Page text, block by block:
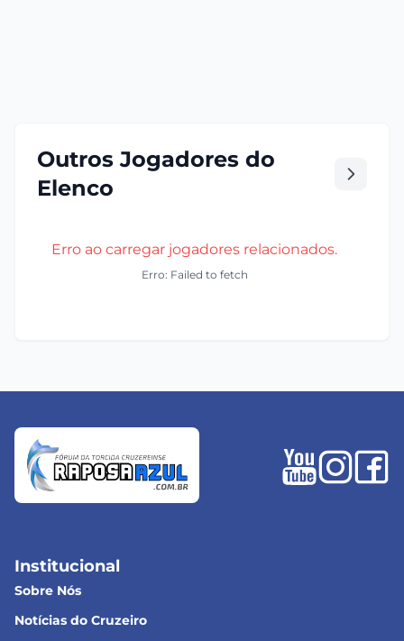
Outros Jogadores do
Elenco
Erro ao carregar jogadores relacionados.
Erro: Failed to fetch
Institucional
Sobre Nós
Notícias do Cruzeiro